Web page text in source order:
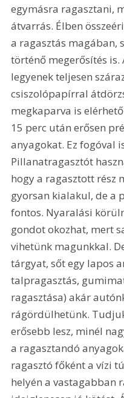
egymásra ragasztani,
átvarrás. Élben
a ragasztás magában,
történő megerősítés
legyenek teljesen
csiszolópapírral
megkaparva is
15 perc után erősen
anyagokat. Ez fogóval
Pillanatragasztót
hogy a ragasztott rész
gyorsan kialakul, de a
fontos. Nyaralási
gondot okozhat, mert
vihetünk magunkkal.
tárgyat, sőt egy lapos
talpragasztás,
ragasztása) akár
rágördülhetünk.
erősebb lesz, minél
a ragasztandó
ragasztó főként a vízi
helyén a vastagabban